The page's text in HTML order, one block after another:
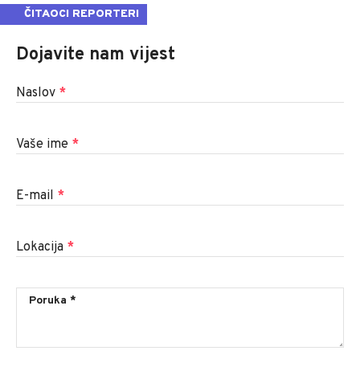
ČITAOCI REPORTERI
Dojavite nam vijest
Naslov *
Vaše ime *
E-mail *
Lokacija *